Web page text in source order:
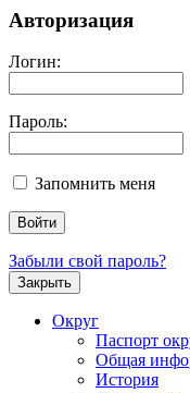
Авторизация
Логин:
Пароль:
Запомнить меня
Забыли свой пароль?
Закрыть
Округ
Паспорт
Общая
История